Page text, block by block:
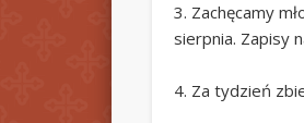
3. Zachęcamy
sierpnia. Zapisy
4. Za tydzień